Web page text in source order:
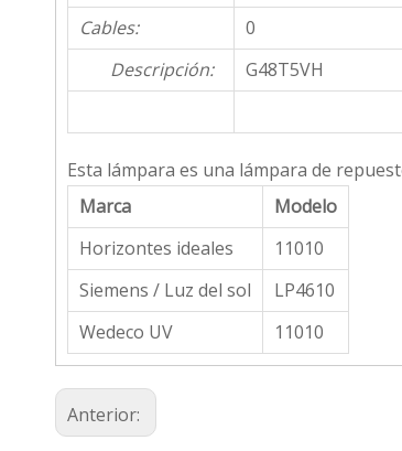
Cables:
0
Descripción:
G48T5VH
Esta lámpara es una lámpara de
Marca
Modelo
Horizontes ideales
11010
Siemens / Luz del sol
LP4610
Wedeco UV
11010
Anterior: